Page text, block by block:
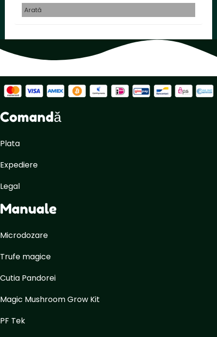
Arată
Comandă
Plata
Expediere
Legal
Manuale
Microdozare
Trufe magice
Cutia Pandorei
Magic Mushroom Grow Kit
PF Tek